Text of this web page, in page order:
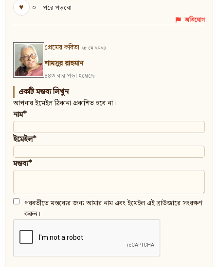
♥
০ পরে পড়বো
অভিযোগ
প্রেমের কবিতা ২৮ মে ২০২৪
শামসুর রাহমান
৪৪৩ বার পড়া হয়েছে
একটি মন্তব্য লিখুন
আপনার ইমেইল ঠিকানা প্রকাশিত হবে না।
নাম*
ইমেইল*
মন্তব্য*
পরবর্তীতে মন্তব্যের জন্য আমার নাম এবং ইমেইল এই ব্রাউজারে সংরক্ষণ
করুন।